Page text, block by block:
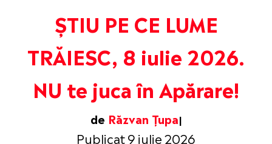
ȘTIU PE CE LUME
TRĂIESC, 8 iulie 2026.
NU te juca în Apărare!
de Răzvan Țupa
Publicat 9 iulie 2026